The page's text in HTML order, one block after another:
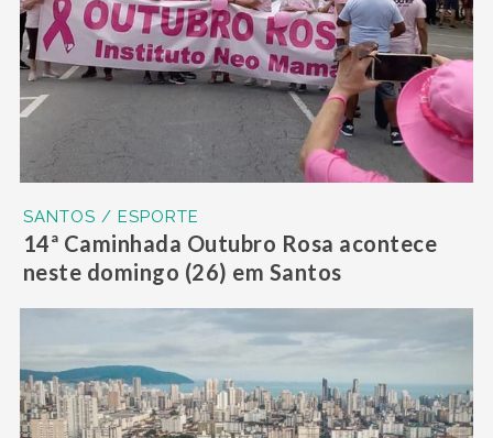
SANTOS / ESPORTE
14ª Caminhada Outubro Rosa acontece
neste domingo (26) em Santos